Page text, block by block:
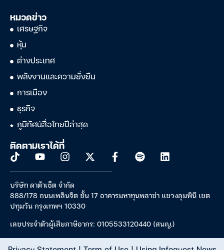
หมวดข่าว
เศรษฐกิจ
หุ้น
ต่างประเทศ
พลังงานและความยั่งยืน
การเมือง
ธุรกิจ
ภูมิทัศน์สื่อไทยปีล่าสุด
ติดตามเราได้ที่
บริษัท ดาต้าเซ็ต จำกัด
888/178 ถนนเพลินจิต ชั้น 17 อาคารมหาทุนพลาซ่า แขวงลุมพินี เขต
ปทุมวัน กรุงเทพฯ 10330
เลขประจำตัวผู้เสียภาษีอากร: 0105533120440 (สนญ.)